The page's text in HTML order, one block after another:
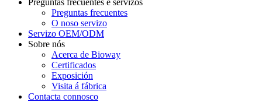
Preguntas frecuentes e servizos
Preguntas frecuentes
O noso servizo
Servizo OEM/ODM
Sobre nós
Acerca de Bioway
Certificados
Exposición
Visita á fábrica
Contacta connosco